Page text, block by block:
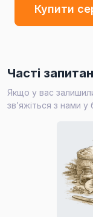
Купити
Часті
Якщо у вас
зв’яжіться з нами у